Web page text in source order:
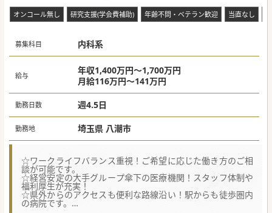
オンコール無し 研究支援(学会費補助) 年齢不問・ベテラン歓迎 当直なし
募集科目 内科系
給与
年収1,400万円～1,700万円
月給116万円～141万円
勤務日数 週4.5日
勤務地 埼玉県 八潮市
☆ワークライフバランス重視！ご希望に応じた働き方のご相
談が可能です。
☆経営安定の大手グループ傘下の医療機関！スタッフ体制や
福利厚生が充実！
☆県外からのアクセスも便利な路線沿い！駅からも徒歩圏内
の病院です。